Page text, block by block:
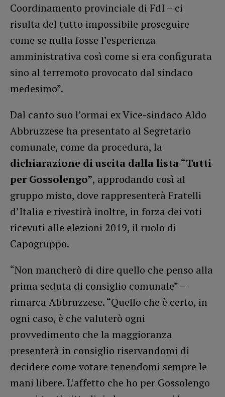
Coordinamento provinciale di FdI – ci
risulta del tutto impossibile proseguire
come se nulla fosse l’esperienza
amministrativa così come si era configurata
sino al terremoto provocato dal sindaco
medesimo”.
Dal canto suo l’ormai ex Vice-sindaco Aldo
Abbruzzese ha presentato al Segretario
comunale, come da procedura, la
dichiarazione di uscita dalla lista “Tutti
per Gossolengo”, approdando così al
gruppo misto, dove rappresenterà Fratelli
d’Italia e rivestirà inoltre, in forza dei voti
ricevuti alle elezioni 2019, il ruolo di
Capogruppo.
“Non mancherò di dire quello che penso alla
prima seduta di consiglio comunale” –
rimarca Abbruzzese. “Quello che è certo, in
ogni caso, è che valuterò ogni
provvedimento che la maggioranza
presenterà in consiglio riservandomi di
decidere come votare tenendomi sempre le
mani libere. L’affetto che ho per Gossolengo